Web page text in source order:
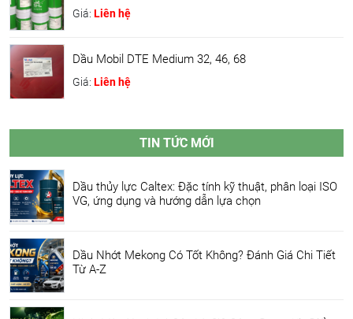
Giá: Liên hệ
Dầu Mobil DTE Medium 32, 46, 68
Giá: Liên hệ
TIN TỨC MỚI
Dầu thủy lực Caltex: Đặc tính kỹ thuật, phân loại ISO
VG, ứng dụng và hướng dẫn lựa chọn
Dầu Nhớt Mekong Có Tốt Không? Đánh Giá Chi Tiết
Từ A-Z